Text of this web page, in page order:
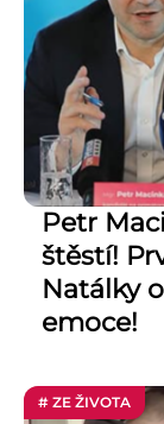
Petr
štěstí!
Natálky
emoce!
# ZE ŽIVOTA